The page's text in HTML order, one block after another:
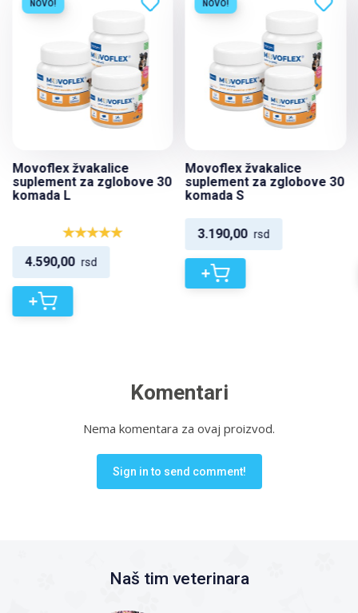
NOVO!
Movoflex žvakalice
suplement za zglobove 30
komada L
4.590,00 rsd
+
NOVO!
Movoflex žvakalice
suplement za zglobove 30
komada S
3.190,00 rsd
+
Komentari
Nema komentara za ovaj proizvod.
Sign in to send comment!
Naš tim veterinara